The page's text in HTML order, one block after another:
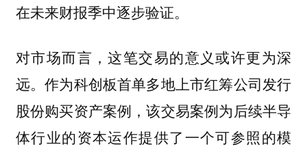
在未来财报季中逐步验证。
对市场而言，这笔交易的意义或许更为深
远。作为科创板首单多地上市红筹公司发行
股份购买资产案例，该交易案例为后续半导
体行业的资本运作提供了一个可参照的模